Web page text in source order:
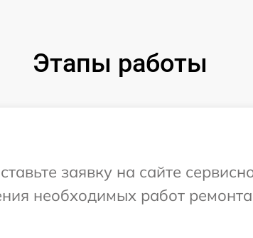
Этапы работы
заявку на сайте
необходимых работ